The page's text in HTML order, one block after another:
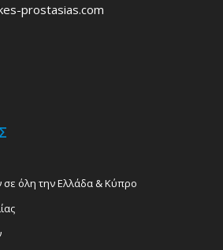
prostasias.com
όλη την Ελλάδα & Κύπρο